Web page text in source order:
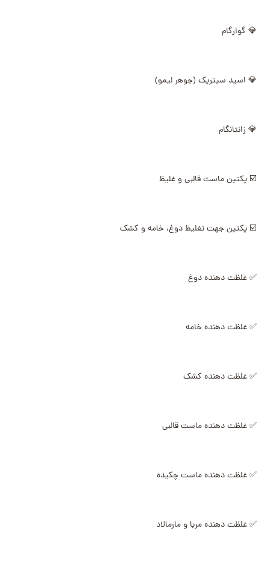
💎 گوارگام
💎 اسید سیتریک (جوهر لیمو)
💎 زانتانگام
☑️ پکتین ماست قالبی و غلیظ
☑️ پکتین جهت تغلیظ دوغ، خامه و کشک
✅ غلظت دهنده دوغ
✅ غلظت دهنده خامه
✅ غلظت دهنده کشک
✅ غلظت دهنده ماست قالبی
✅ غلظت دهنده ماست چکیده
✅ غلظت دهنده مربا و مارمالاد